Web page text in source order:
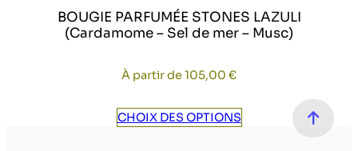
BOUGIE PARFUMÉE STONES LAZULI
(Cardamome – Sel de mer – Musc)
À partir de105,00 €
CHOIX DES OPTIONS